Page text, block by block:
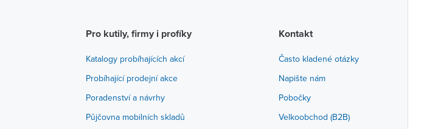
Pro kutily, firmy i profíky
Katalogy probíhajících akcí
Probíhající prodejní akce
Poradenství a návrhy
Půjčovna mobilních skladů
Kontakt
Často kladené otázky
Napište nám
Pobočky
Velkoobchod (B2B)